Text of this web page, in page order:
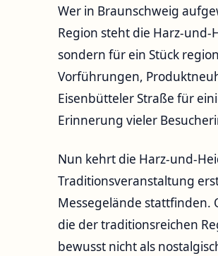
Wer in Braunschweig
Region steht die Harz-
sondern für ein Stück
Vorführungen,
Eisenbütteler Straße für
Erinnerung vieler
Nun kehrt die Harz-und-
Traditionsveranstaltung
Messegelände stattfinden.
die der traditionsreichen
bewusst nicht als